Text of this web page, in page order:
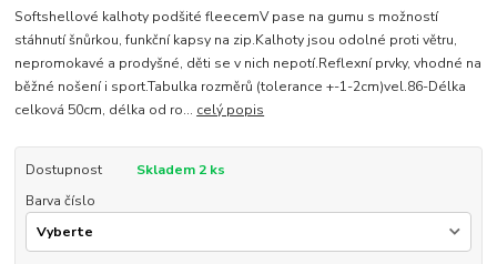
Softshellové kalhoty podšité fleecemV pase na gumu s možností
stáhnutí šnůrkou, funkční kapsy na zip.Kalhoty jsou odolné proti větru,
nepromokavé a prodyšné, děti se v nich nepotí.Reflexní prvky, vhodné na
běžné nošení i sport.Tabulka rozměrů (tolerance +-1-2cm)vel.86-Délka
celková 50cm, délka od ro... celý popis
Dostupnost
Skladem 2 ks
Barva číslo